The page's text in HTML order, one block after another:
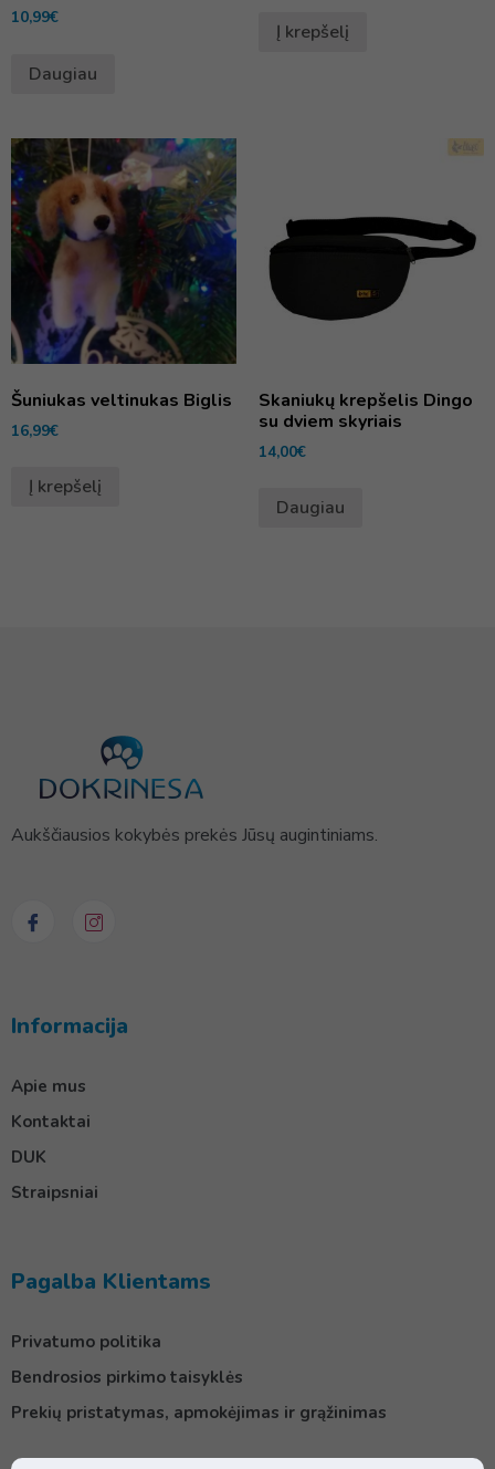
10,99€
Daugiau
Į krepšelį
Šuniukas veltinukas Biglis
16,99€
Į krepšelį
Skaniukų krepšelis Dingo
su dviem skyriais
14,00€
Daugiau
Aukščiausios kokybės prekės Jūsų augintiniams.
Informacija
Apie mus
Kontaktai
DUK
Straipsniai
Pagalba Klientams
Privatumo politika
Bendrosios pirkimo taisyklės
Prekių pristatymas, apmokėjimas ir grąžinimas